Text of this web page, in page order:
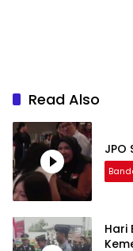
Read Also
JPO
Hari